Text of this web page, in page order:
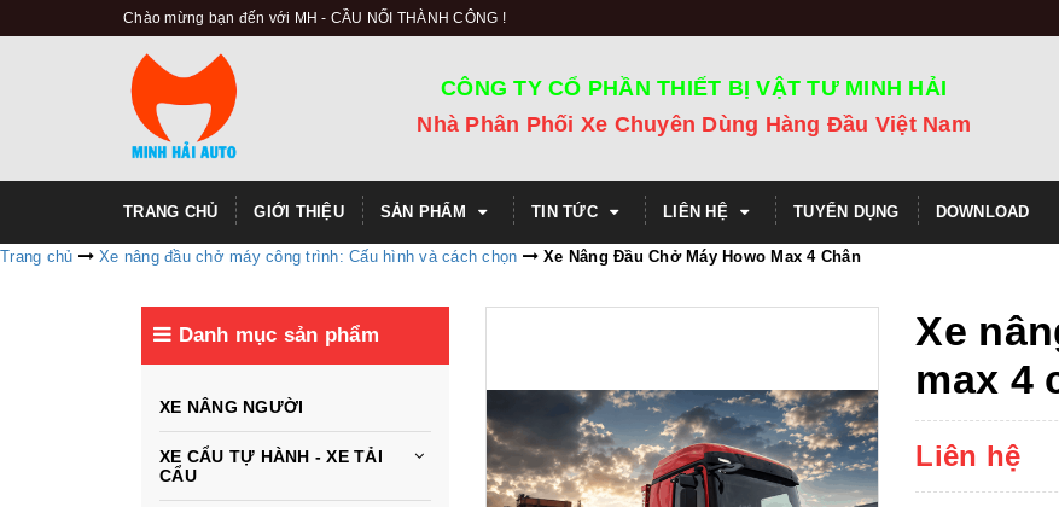
Chào mừng bạn đến với MH - CẦU NỐI THÀNH CÔNG !
CÔNG TY CỔ PHẦN THIẾT BỊ VẬT TƯ MINH HẢI
Nhà Phân Phối Xe Chuyên Dùng Hàng Đầu Việt Nam
TRANG CHỦ GIỚI THIỆU SẢN PHẨM TIN TỨC LIÊN HỆ TUYỂN DỤNG DOWNLOAD
Trang chủ Xe nâng đầu chở máy công trình: Cấu hình và cách chọn Xe Nâng Đầu Chở Máy Howo Max 4 Chân
Xe
max 4
Liên hệ
Danh mục sản phẩm
XE NÂNG NGƯỜI
XE CẨU TỰ HÀNH - XE TẢI
CẨU